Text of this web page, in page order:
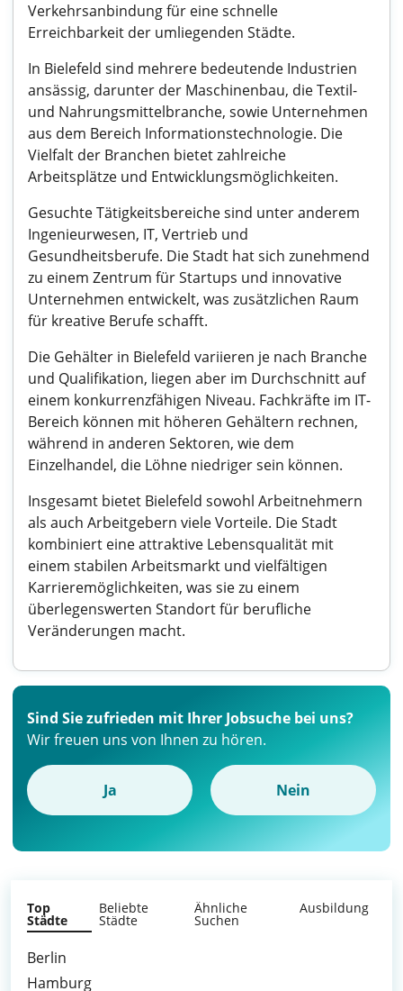
Verkehrsanbindung für eine schnelle
Erreichbarkeit der umliegenden Städte.
In Bielefeld sind mehrere bedeutende Industrien
ansässig, darunter der Maschinenbau, die Textil-
und Nahrungsmittelbranche, sowie Unternehmen
aus dem Bereich Informationstechnologie. Die
Vielfalt der Branchen bietet zahlreiche
Arbeitsplätze und Entwicklungsmöglichkeiten.
Gesuchte Tätigkeitsbereiche sind unter anderem
Ingenieurwesen, IT, Vertrieb und
Gesundheitsberufe. Die Stadt hat sich zunehmend
zu einem Zentrum für Startups und innovative
Unternehmen entwickelt, was zusätzlichen Raum
für kreative Berufe schafft.
Die Gehälter in Bielefeld variieren je nach Branche
und Qualifikation, liegen aber im Durchschnitt auf
einem konkurrenzfähigen Niveau. Fachkräfte im IT-
Bereich können mit höheren Gehältern rechnen,
während in anderen Sektoren, wie dem
Einzelhandel, die Löhne niedriger sein können.
Insgesamt bietet Bielefeld sowohl Arbeitnehmern
als auch Arbeitgebern viele Vorteile. Die Stadt
kombiniert eine attraktive Lebensqualität mit
einem stabilen Arbeitsmarkt und vielfältigen
Karrieremöglichkeiten, was sie zu einem
überlegenswerten Standort für berufliche
Veränderungen macht.
Sind Sie zufrieden mit Ihrer Jobsuche bei uns?
Wir freuen uns von Ihnen zu hören.
Ja Nein
Top
Städte
Beliebte
Städte
Ähnliche
Suchen
Ausbildung
Berlin
Hamburg